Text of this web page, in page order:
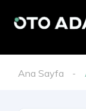
Ana Sayfa